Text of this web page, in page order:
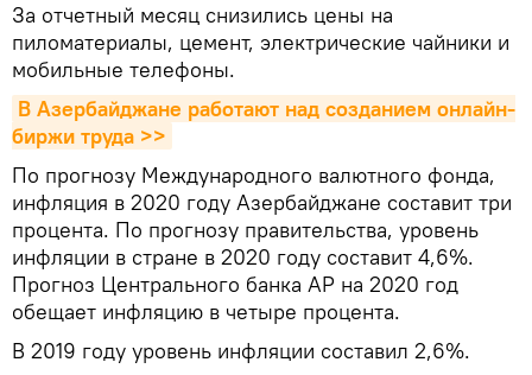
За отчетный месяц снизились цены на
пиломатериалы, цемент, электрические чайники и
мобильные телефоны.
В Азербайджане работают над созданием онлайн-
биржи труда >>
По прогнозу Международного валютного фонда,
инфляция в 2020 году Азербайджане составит три
процента. По прогнозу правительства, уровень
инфляции в стране в 2020 году составит 4,6%.
Прогноз Центрального банка АР на 2020 год
обещает инфляцию в четыре процента.
В 2019 году уровень инфляции составил 2,6%.